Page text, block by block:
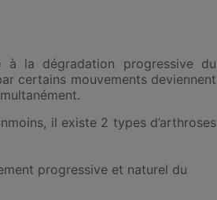
à la dégradation progressive du
certains mouvements deviennent
il existe 2 types d’arthroses
progressive et naturel du